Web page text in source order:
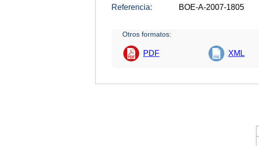
Referencia:
BOE-A-2007-1805
Otros formatos:
PDF XML